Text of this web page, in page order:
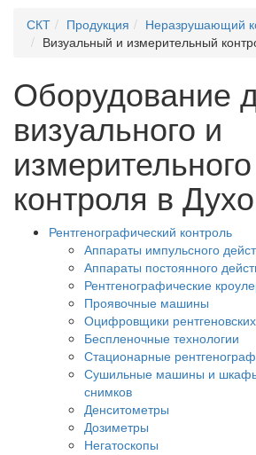
СКТ
Продукция
Неразрушающий
Визуальный и измерительный
Оборудование
визуального и
измерительного
контроля в
Рентгенографический контроль
Аппараты импульсного
Аппараты постоянного
Рентгенографические
Проявочные машины
Оцифровщики
Беспленочные технологии
Стационарные
Сушильные машины и шкафы
снимков
Денситометры
Дозиметры
Негатоскопы